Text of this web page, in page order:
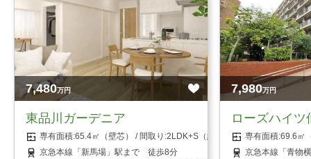
7,480万円
東品川ガーデニア
65.4㎡（壁芯）
2LDK+S（納戸）
京急本線「新馬場」駅まで 徒歩8分
7,980万円
ローズハイツ
69.6㎡
京急本線「青物